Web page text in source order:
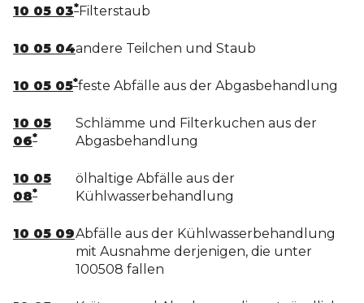
10 05 03*Filterstaub
10 05 04andere Teilchen und Staub
10 05 05*feste Abfälle aus der Abgasbehandlung
10 05
06*
Schlämme und Filterkuchen aus der
Abgasbehandlung
10 05
08*
ölhaltige Abfälle aus der
Kühlwasserbehandlung
10 05 09Abfälle aus der Kühlwasserbehandlung
mit Ausnahme derjenigen, die unter
100508 fallen